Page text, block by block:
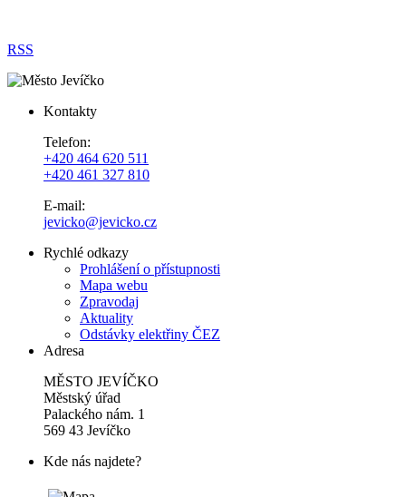
RSS
Kontakty
Telefon:
+420 464 620 511
+420 461 327 810
E-mail:
jevicko@jevicko.cz
Rychlé odkazy
Prohlášení o přístupnosti
Mapa webu
Zpravodaj
Aktuality
Odstávky elektřiny ČEZ
Adresa
MĚSTO JEVÍČKO
Městský úřad
Palackého nám. 1
569 43 Jevíčko
Kde nás najdete?